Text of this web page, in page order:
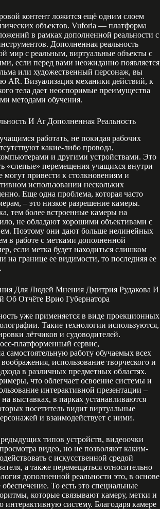
контент ложится ещё одним слоем
объектов. Vuforia — платформа
в рамках дополненной реальности с
Дополненная реальность
мир с реальным, виртуальные объекты с
если перед вами неожиданно появляется
или художественный персонаж, вы
AR. Визуализация механики действий, к
тела дает неоспоримые преимущества
методами обучения.
И Ar Дополненная Реальность
работать, не покидая рабочих
какие-либо провода,
и другими устройствами. Это
«слепые» перемещения учащихся внутри
привести к столкновениям и
использовании нескольких
Еще одна проблема, которая часто
– это низкое разрешение камеры.
тем более встроенные камеры на
не обладают хорошими объективами с
Поэтому они дают больше нелинейных
в работе с метками дополненной
если метка будет находиться слишком
на границе ее видимости, то последняя ее
Для Людей Мнения Дмитрия Рудакова И
Отчёте Врио Губернатора
уже применяется в виде проекционных
Такие технологии используются,
лётчиков и судоводителей.
платформенный сервис,
самостоятельную работу обучаемых всех
воображения, использование творческого и
в различных предметных областях.
что облегчает освоение системы и
интерактивной презентации –
выставках, в парках устанавливаются
посетитель видит виртуальные
и взаимодействует с ними.
типов устройств, видеоочки
видео, но не позволяют каким-
с искусственной средой
а также перемещаться относительно
дополненной реальности это, в основе
То есть это специальные
которые связывают камеру, метки и
систему. Благодаря камере